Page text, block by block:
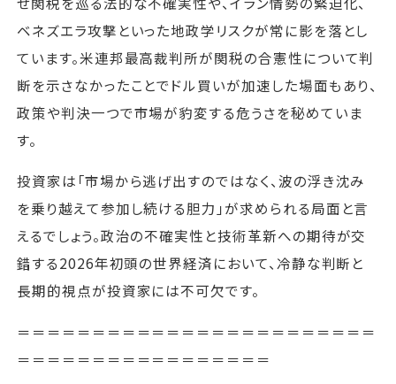
ベネズエラ攻撃といった地政学リスクが常に影を落とし
ています。米連邦最高裁判所が関税の合憲性について判
断を示さなかったことでドル買いが加速した場面もあり、
政策や判決一つで市場が豹変する危うさを秘めていま
す。
投資家は「市場から逃げ出すのではなく、波の浮き沈み
を乗り越えて参加し続ける胆力」が求められる局面と言
えるでしょう。政治の不確実性と技術革新への期待が交
錯する2026年初頭の世界経済において、冷静な判断と
長期的視点が投資家には不可欠です。
＝＝＝＝＝＝＝＝＝＝＝＝＝＝＝＝＝＝＝＝＝＝＝＝
＝＝＝＝＝＝＝＝＝＝＝＝＝＝＝＝＝